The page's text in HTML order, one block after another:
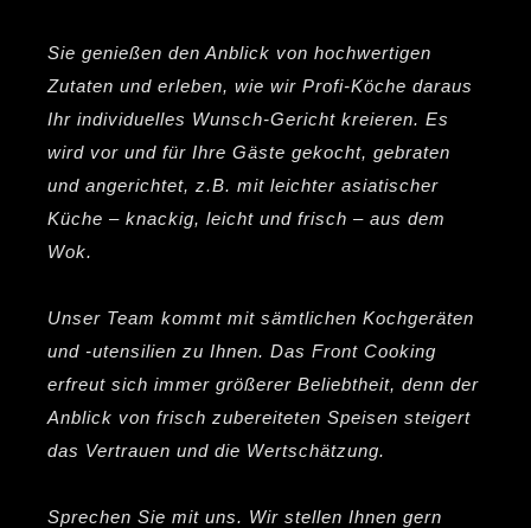
Sie genießen den Anblick von hochwertigen
Zutaten und erleben, wie wir Profi-Köche daraus
Ihr individuelles Wunsch-Gericht kreieren. Es
wird vor und für Ihre Gäste gekocht, gebraten
und angerichtet, z.B. mit leichter asiatischer
Küche – knackig, leicht und frisch – aus dem
Wok.
Unser Team kommt mit sämtlichen Kochgeräten
und -utensilien zu Ihnen. Das Front Cooking
erfreut sich immer größerer Beliebtheit, denn der
Anblick von frisch zubereiteten Speisen steigert
das Vertrauen und die Wertschätzung.
Sprechen Sie mit uns. Wir stellen Ihnen gern